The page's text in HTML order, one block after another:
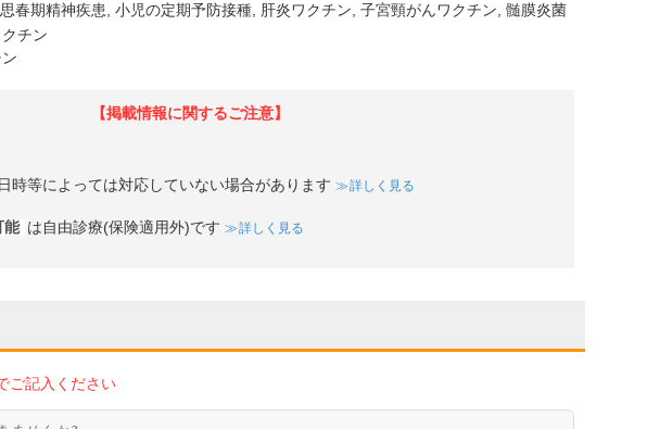
春期精神疾患 小児の定期予防接種 肝炎ワクチン 子宮頸がんワクチン 髄膜炎菌
チン
【掲載情報に関するご注意】
時等によっては対応していない場合があります 詳しく見る
能 は自由診療(保険適用外)です 詳しく見る
ご記入ください